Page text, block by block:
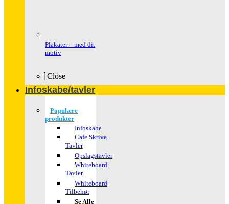
Plakater – med dit
motiv
Close
Infoskabe/tavler
Populære
produkter
Infoskabe
Cafe Skrive
Tavler
Opslagstavler
Whiteboard
Tavler
Whiteboard
Tilbehør
Se Alle